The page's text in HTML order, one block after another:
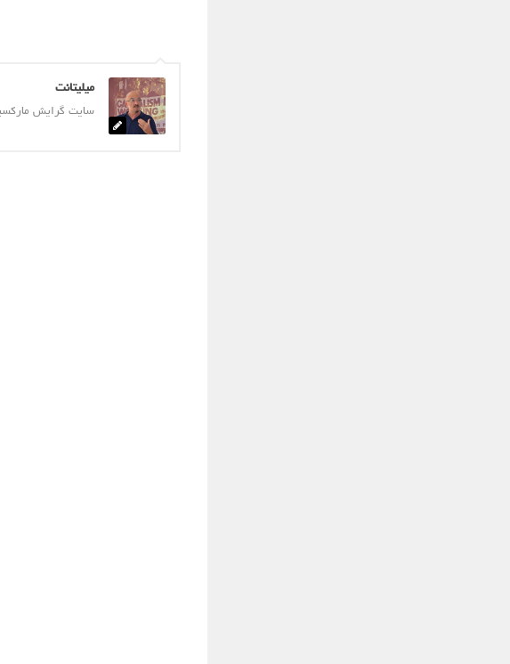
میلیتانت
سایت گرایش